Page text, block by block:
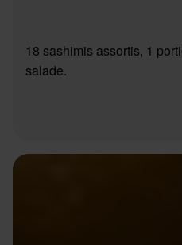
18 sashimis assortis, 1
salade.